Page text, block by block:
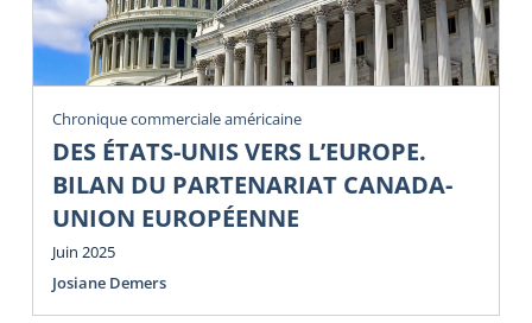
Chronique commerciale américaine
DES ÉTATS-UNIS VERS L’EUROPE.
BILAN DU PARTENARIAT CANADA-
UNION EUROPÉENNE
Juin 2025
Josiane Demers